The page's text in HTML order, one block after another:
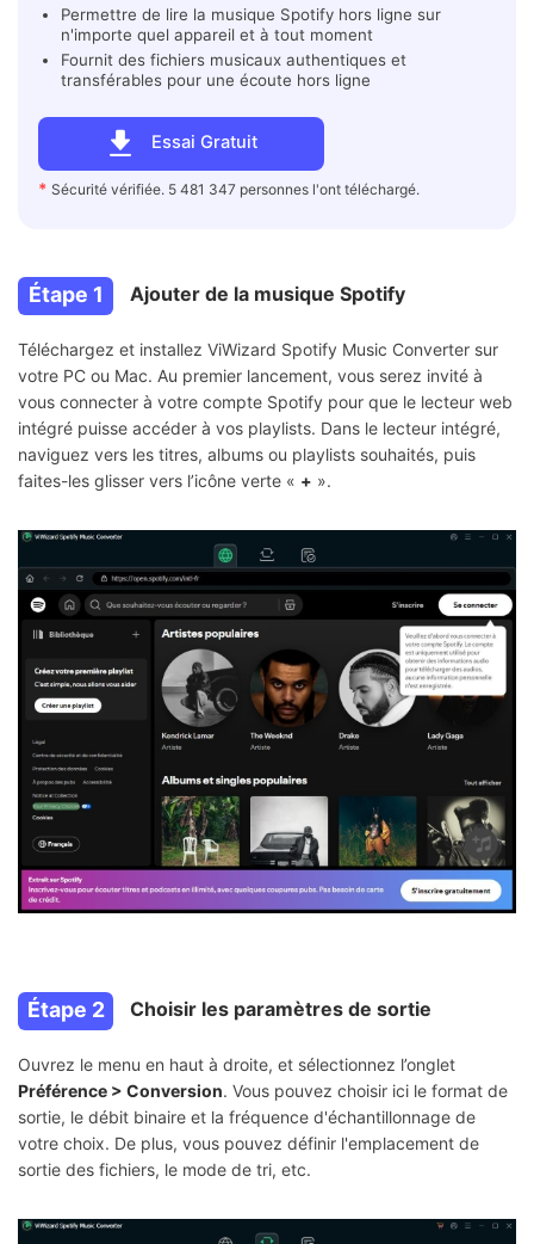
Essai Gratuit
* Sécurité vérifiée. 5 481 347 personnes l'ont téléchargé.
Permettre de lire la musique Spotify hors ligne sur
n'importe quel appareil et à tout moment
Fournit des fichiers musicaux authentiques et
transférables pour une écoute hors ligne
Étape 1 Ajouter de la musique Spotify
Téléchargez et installez ViWizard Spotify Music Converter sur
votre PC ou Mac. Au premier lancement, vous serez invité à
vous connecter à votre compte Spotify pour que le lecteur web
intégré puisse accéder à vos playlists. Dans le lecteur intégré,
naviguez vers les titres, albums ou playlists souhaités, puis
faites-les glisser vers l’icône verte « + ».
Étape 2 Choisir les paramètres de sortie
Ouvrez le menu en haut à droite, et sélectionnez l’onglet
Préférence > Conversion. Vous pouvez choisir ici le format de
sortie, le débit binaire et la fréquence d'échantillonnage de
votre choix. De plus, vous pouvez définir l'emplacement de
sortie des fichiers, le mode de tri, etc.